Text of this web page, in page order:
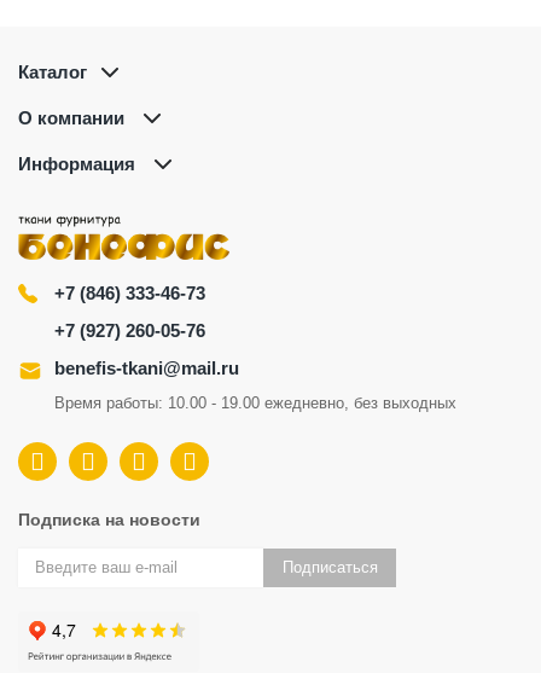
Каталог
О компании
Информация
+7 (846) 333-46-73
+7 (927) 260-05-76
benefis-tkani@mail.ru
Время работы: 10.00 - 19.00 ежедневно, без выходных
Подписка на новости
Подписаться